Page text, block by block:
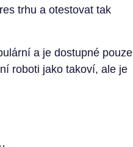
trhu a otestovat tak
a je dostupné pouze
roboti jako takoví, ale je